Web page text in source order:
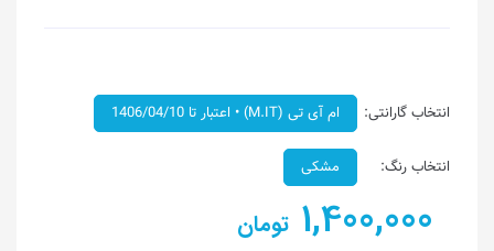
انتخاب گارانتی: ام آی تی (M.IT) • اعتبار تا 1406/04/10
انتخاب رنگ: مشکی
1,400,000 تومان